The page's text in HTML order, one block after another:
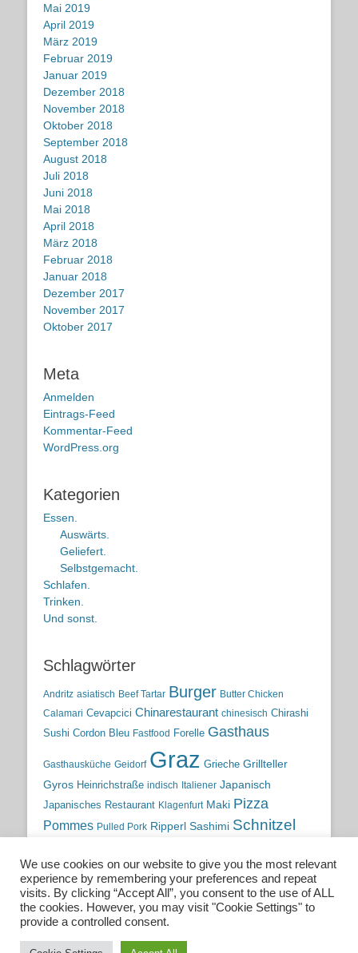
Mai 2019
April 2019
März 2019
Februar 2019
Januar 2019
Dezember 2018
November 2018
Oktober 2018
September 2018
August 2018
Juli 2018
Juni 2018
Mai 2018
April 2018
März 2018
Februar 2018
Januar 2018
Dezember 2017
November 2017
Oktober 2017
Meta
Anmelden
Eintrags-Feed
Kommentar-Feed
WordPress.org
Kategorien
Essen.
Auswärts.
Geliefert.
Selbstgemacht.
Schlafen.
Trinken.
Und sonst.
Schlagwörter
Andritz asiatisch Beef Tartar Burger Butter Chicken
Calamari Cevapcici Chinarestaurant chinesisch Chirashi
Sushi Cordon Bleu Fastfood Forelle Gasthaus
Gasthausküche Geidorf Graz Grieche Grillteller
Gyros Heinrichstraße indisch Italiener Japanisch
Japanisches Restaurant Klagenfurt Maki Pizza
Pommes Pulled Pork Ripperl Sashimi Schnitzel
traditionelle Küche Traditionsgasthaus Vulkanland
Wien Wild österreichische Küche
österreichische Wirtshausküche
We use cookies on our website to give you the most relevant
experience by remembering your preferences and repeat
visits. By clicking “Accept All”, you consent to the use of ALL
the cookies. However, you may visit "Cookie Settings" to
provide a controlled consent.